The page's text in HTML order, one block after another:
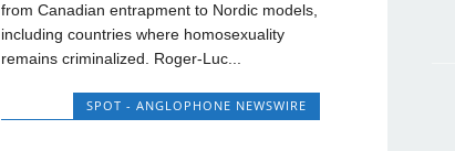
from Canadian entrapment to Nordic models,
including countries where homosexuality
remains criminalized. Roger-Luc...
SPOT - ANGLOPHONE NEWSWIRE